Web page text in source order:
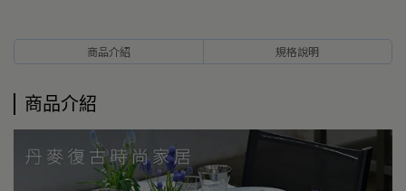
商品介紹 規格說明
商品介紹